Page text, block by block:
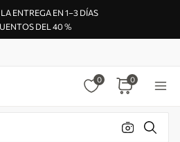
ENTREGA EN 1–3 DÍAS
DEL 40 %
0 0